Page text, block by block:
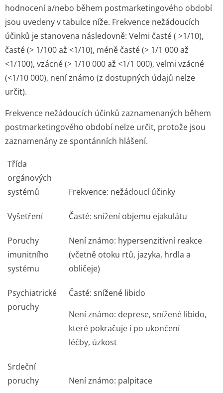
hodnocení a/nebo během postmarketingového období
jsou uvedeny v tabulce níže. Frekvence nežádoucích
účinků je stanovena následovně: Velmi časté ( >1/10),
časté (> 1/100 až <1/10), méně časté (> 1/1 000 až
<1/100), vzácné (> 1/10 000 až <1/1 000), velmi vzácné
(<1/10 000), není známo (z dostupných údajů nelze
určit).
Frekvence nežádoucích účinků zaznamenaných během
postmarketingového období nelze určit, protože jsou
zaznamenány ze spontánních hlášení.
Třída
orgánových
systémů
Frekvence: nežádoucí účinky
Vyšetření Časté: snížení objemu ejakulátu
Poruchy
imunitního
systému
Není známo: hypersenzitivní reakce
(včetně otoku rtů, jazyka, hrdla a
obličeje)
Psychiatrické
poruchy
Časté: snížené libido
Není známo: deprese, snížené libido,
které pokračuje i po ukončení
léčby, úzkost
Srdeční
poruchy
Není známo: palpitace